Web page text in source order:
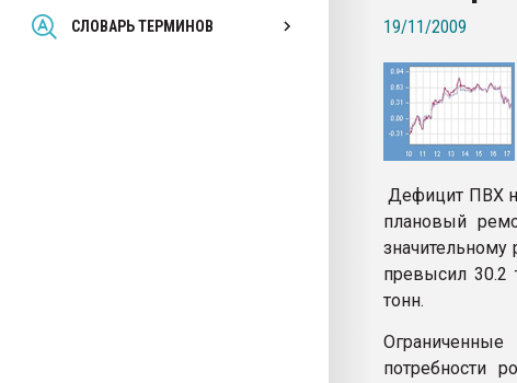
СЛОВАРЬ ТЕРМИНОВ
Всё, что касается выдува
бутылок
ПЕРЕЙТИ НА
19/11/2009
Дефицит ПВХ
плановый
превысил 30.2
тонн.
Ограниченные
потребности